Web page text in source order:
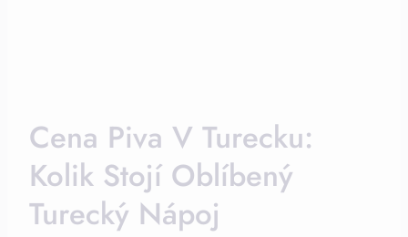
Cena Piva V Turecku:
Kolik Stojí Oblíbený
Turecký Nápoj